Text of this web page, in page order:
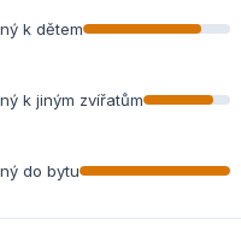
k dětem
k jiným zvířatům
do bytu